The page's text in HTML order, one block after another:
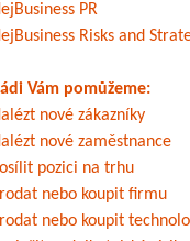
PR
Risks and
Vám pomůžeme:
nové zákazníky
nové zaměstnance
pozici na trhu
nebo koupit firmu
nebo koupit